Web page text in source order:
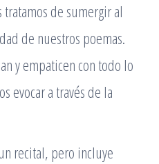
tratamos de sumergir al
de nuestros poemas.
y empaticen con todo lo
evocar a través de la
recital, pero incluye